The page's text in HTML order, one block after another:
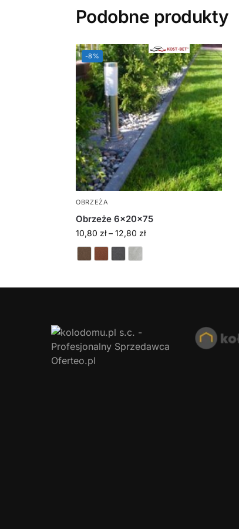
Podobne produkty
-8%
OBRZEŻA
Obrzeże 6x20x75
10,80 zł – 12,80 zł